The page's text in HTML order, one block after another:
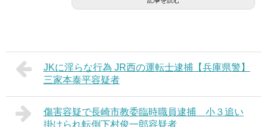
JKに淫らな行為 JR西の運転士逮捕【兵庫県警】
三家本泰平容疑者
傷害容疑で長崎市教委臨時職員逮捕 小３追い
掛けられ転倒下村俊一郎容疑者